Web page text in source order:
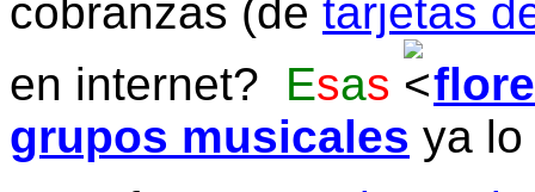
cobranzas (de tarjetas
en internet? Esas
grupos musicales ya